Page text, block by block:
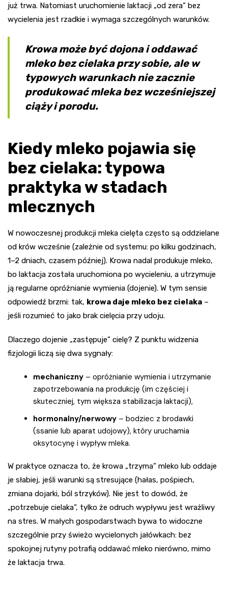
już trwa. Natomiast uruchomienie laktacji „od zera” bez
wycielenia jest rzadkie i wymaga szczególnych warunków.
Krowa może być dojona i oddawać
mleko bez cielaka przy sobie, ale w
typowych warunkach nie zacznie
produkować mleka bez wcześniejszej
ciąży i porodu.
Kiedy mleko pojawia się
bez cielaka: typowa
praktyka w stadach
mlecznych
W nowoczesnej produkcji mleka cielęta często są oddzielane
od krów wcześnie (zależnie od systemu: po kilku godzinach,
1–2 dniach, czasem później). Krowa nadal produkuje mleko,
bo laktacja została uruchomiona po wycieleniu, a utrzymuje
ją regularne opróżnianie wymienia (dojenie). W tym sensie
odpowiedź brzmi: tak, krowa daje mleko bez cielaka –
jeśli rozumieć to jako brak cielęcia przy udoju.
Dlaczego dojenie „zastępuje” cielę? Z punktu widzenia
fizjologii liczą się dwa sygnały:
mechaniczny – opróżnianie wymienia i utrzymanie
zapotrzebowania na produkcję (im częściej i
skuteczniej, tym większa stabilizacja laktacji),
hormonalny/nerwowy – bodziec z brodawki
(ssanie lub aparat udojowy), który uruchamia
oksytocynę i wypływ mleka.
W praktyce oznacza to, że krowa „trzyma” mleko lub oddaje
je słabiej, jeśli warunki są stresujące (hałas, pośpiech,
zmiana dojarki, ból strzyków). Nie jest to dowód, że
„potrzebuje cielaka”, tylko że odruch wypływu jest wrażliwy
na stres. W małych gospodarstwach bywa to widoczne
szczególnie przy świeżo wycielonych jałówkach: bez
spokojnej rutyny potrafią oddawać mleko nierówno, mimo
że laktacja trwa.